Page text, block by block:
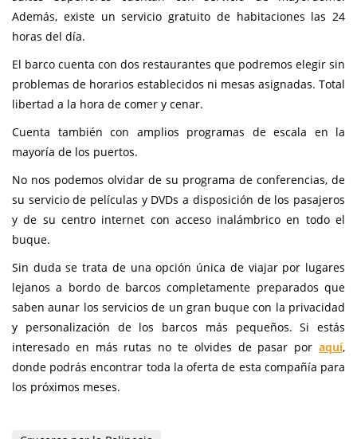
Además, existe un servicio gratuito de habitaciones las 24
horas del día.
El barco cuenta con dos restaurantes que podremos elegir sin
problemas de horarios establecidos ni mesas asignadas. Total
libertad a la hora de comer y cenar.
Cuenta también con amplios programas de escala en la
mayoría de los puertos.
No nos podemos olvidar de su programa de conferencias, de
su servicio de películas y DVDs a disposición de los pasajeros
y de su centro internet con acceso inalámbrico en todo el
buque.
Sin duda se trata de una opción única de viajar por lugares
lejanos a bordo de barcos completamente preparados que
saben aunar los servicios de un gran buque con la privacidad
y personalización de los barcos más pequeños. Si estás
interesado en más rutas no te olvides de pasar por aquí,
donde podrás encontrar toda la oferta de esta compañía para
los próximos meses.